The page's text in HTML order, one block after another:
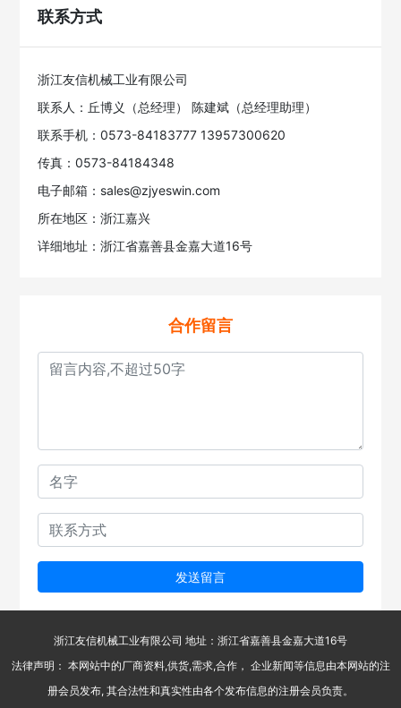
联系方式
浙江友信机械工业有限公司
联系人：丘博义（总经理） 陈建斌（总经理助理）
联系手机：0573-84183777 13957300620
传真：0573-84184348
电子邮箱：sales@zjyeswin.com
所在地区：浙江嘉兴
详细地址：浙江省嘉善县金嘉大道16号
合作留言
发送留言
浙江友信机械工业有限公司 地址：浙江省嘉善县金嘉大道16号
法律声明： 本网站中的厂商资料,供货,需求,合作， 企业新闻等信息由本网站的注
册会员发布, 其合法性和真实性由各个发布信息的注册会员负责。